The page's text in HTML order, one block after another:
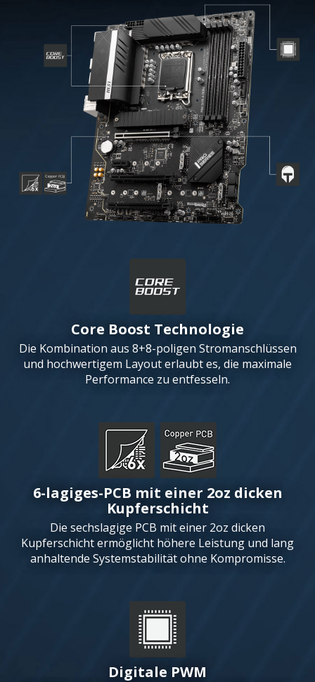
Core Boost Technologie
Die Kombination aus 8+8-poligen Stromanschlüssen
und hochwertigem Layout erlaubt es, die maximale
Performance zu entfesseln.
6-lagiges-PCB mit einer 2oz dicken
Kupferschicht
Die sechslagige PCB mit einer 2oz dicken
Kupferschicht ermöglicht höhere Leistung und lang
anhaltende Systemstabilität ohne Kompromisse.
Digitale PWM